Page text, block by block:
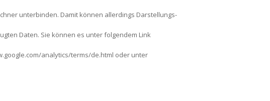
unterbinden. Damit können allerdings Darstellungs-
Daten. Sie können es unter folgendem Link
analytics/terms/de.html oder unter